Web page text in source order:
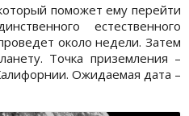
поможет ему перейти
естественного
около недели. Затем
Точка приземления –
Ожидаемая дата –